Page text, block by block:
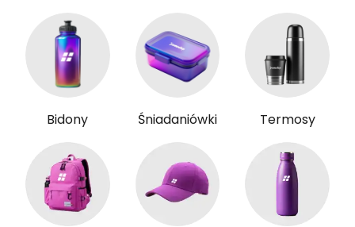
Bidony Śniadaniówki Termosy